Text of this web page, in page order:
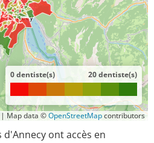
0 dentiste(s) 20 dentiste(s)
| Map data ©OpenStreetMapcontributors
d'Annecy ont accès en